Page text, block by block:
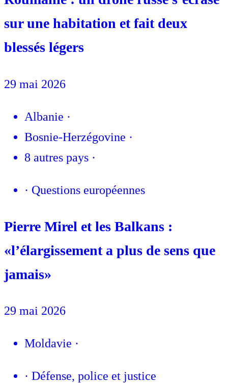
sur une habitation et fait deux
blessés légers
29 mai 2026
Albanie ·
Bosnie-Herzégovine ·
8 autres pays ·
· Questions européennes
Pierre Mirel et les Balkans :
«l’élargissement a plus de sens que
jamais»
29 mai 2026
Moldavie ·
· Défense, police et justice